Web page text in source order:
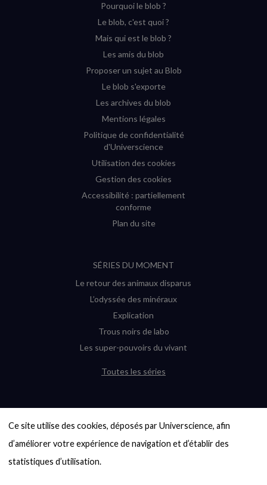
Ce site utilise des cookies, déposés par Universcience, afin
d’améliorer votre expérience de navigation et d’établir des
statistiques d’utilisation.
Instagram
(nouvelle
Facebook
(nouvelle
Pourquoi le blob ?
Le blob, c'est quoi ?
Mais qui est le blob ?
Les amis du blob
Proposer un sujet au Blob
Le blob s'exporte
Les archives du blob
Mentions légales
Politique de confidentialité
d'Universcience
Utilisation des cookies
Gestion des cookies
Accessibilité : partiellement
conforme
Plan du site
SÉRIES DU MOMENT
Le retour des animaux disparus
L’odyssée des minéraux
Explication
Trous noirs de labo
Les super-pouvoirs du vivant
Toutes les séries
6000 exoplanètes, et pas de « Terre »
en vue ?
Quel avenir pour les cryptos ?